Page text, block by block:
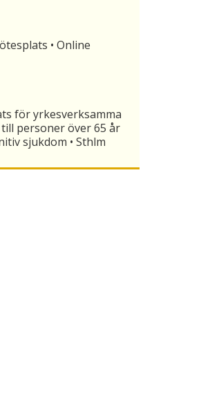
• Online
för yrkesverksamma
personer över 65 år
sjukdom • Sthlm